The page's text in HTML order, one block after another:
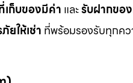
เก็บของมีค่า และรับฝากขอ
ยให้เช่า ที่พร้อมรองรับทุกคว